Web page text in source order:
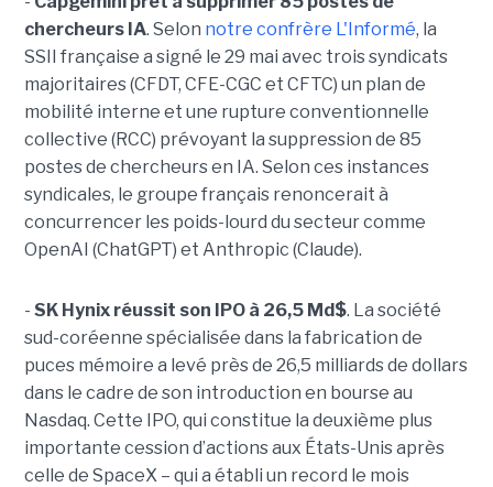
chercheurs IA. Selon notre confrère L'Informé, la
SSII française a signé le 29 mai avec trois syndicats
majoritaires (CFDT, CFE-CGC et CFTC) un plan de
mobilité interne et une rupture conventionnelle
collective (RCC) prévoyant la suppression de 85
postes de chercheurs en IA. Selon ces instances
syndicales, le groupe français renoncerait à
concurrencer les poids-lourd du secteur comme
OpenAI (ChatGPT) et Anthropic (Claude).
- SK Hynix réussit son IPO à 26,5 Md$. La société
sud-coréenne spécialisée dans la fabrication de
puces mémoire a levé près de 26,5 milliards de dollars
dans le cadre de son introduction en bourse au
Nasdaq. Cette IPO, qui constitue la deuxième plus
importante cession d’actions aux États-Unis après
celle de SpaceX – qui a établi un record le mois